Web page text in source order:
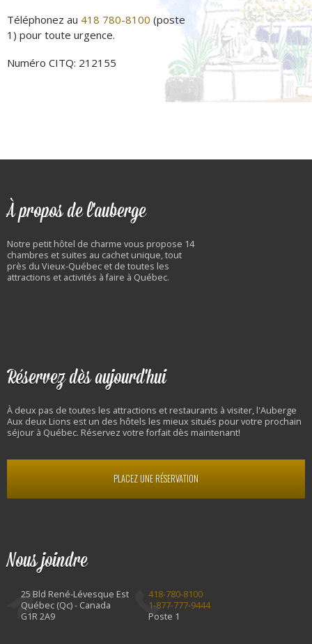
Téléphonez au 418 780-8100 (poste
1) pour toute urgence.
Numéro CITQ: 212155
À propos de l'auberge
Notre petit hôtel de charme vous propose 14
chambres et suites au cachet unique, tout
près du Vieux-Québec et de toutes les
attractions et activités à faire à Québec.
Réservez dès aujourd'hui
À deux pas de toutes les attractions et restaurants à visiter, l'Auberge
Aux deux Lions est un des hôtels les mieux situés pour votre prochain
séjour à Québec. Réservez votre forfait dès maintenant!
PLACEZ UNE RÉSERVATION
Nous joindre
25 Bld René-Lévesque Est
Québec (Qc) - Canada
G1R 2A9
418-780-8100
1-877-777-9444
Poste 1